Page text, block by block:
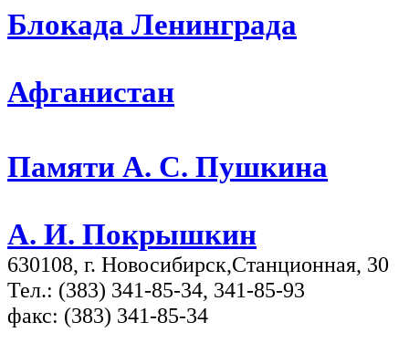
Блокада Ленинграда
Афганистан
Памяти А. С. Пушкина
А. И. Покрышкин
630108, г. Новосибирск,Станционная, 30
Тел.: (383) 341-85-34, 341-85-93
факс: (383) 341-85-34